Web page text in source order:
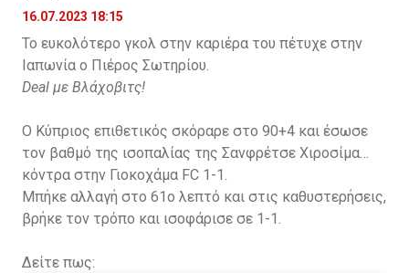
16.07.2023 18:15
Το ευκολότερο γκολ στην καριέρα του πέτυχε στην
Ιαπωνία ο Πιέρος Σωτηρίου.
Deal με Βλάχοβιτς!
Ο Κύπριος επιθετικός σκόραρε στο 90+4 και έσωσε
τον βαθμό της ισοπαλίας της Σανφρέτσε Χιροσίμα
κόντρα στην Γιοκοχάμα FC 1-1.
Μπήκε αλλαγή στο 61ο λεπτό και στις καθυστερήσεις,
βρήκε τον τρόπο και ισοφάρισε σε 1-1.
Δείτε πως: